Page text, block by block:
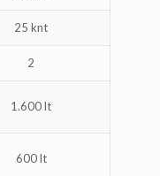
25 knt
2
1.600 lt
600 lt